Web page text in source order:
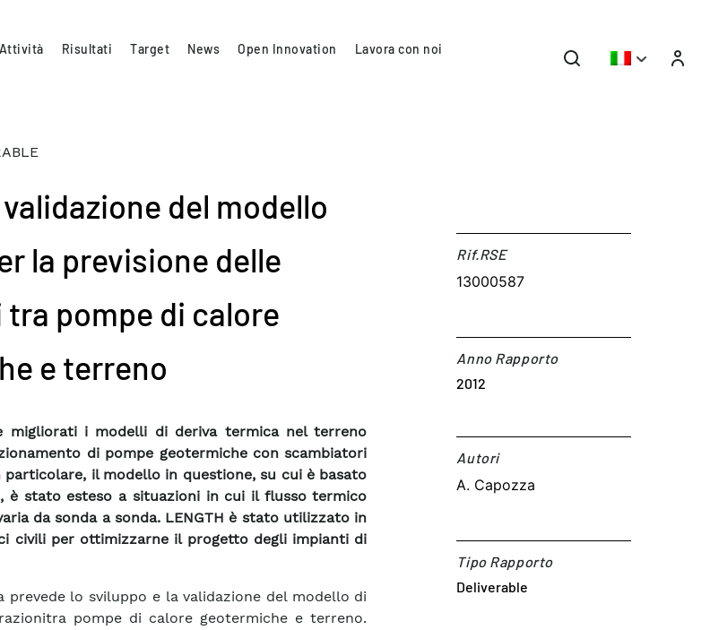
Attività Risultati Target News Open Innovation Lavora con noi
del modello
la previsione delle
pompe di calore
e terreno
migliorati i modelli di deriva termica nel terreno
di pompe geotermiche con scambiatori
il modello in questione, su cui è basato
è stato esteso a situazioni in cui il flusso termico
da sonda a sonda. LENGTH è stato utilizzato in
civili per ottimizzarne il progetto degli impianti di
prevede lo sviluppo e la validazione del modello di
pompe di calore geotermiche e terreno.
Rif.RSE​
13000587
Anno Rapporto
2012
Autori​
A. Capozza
Tipo Rapporto
Deliverable